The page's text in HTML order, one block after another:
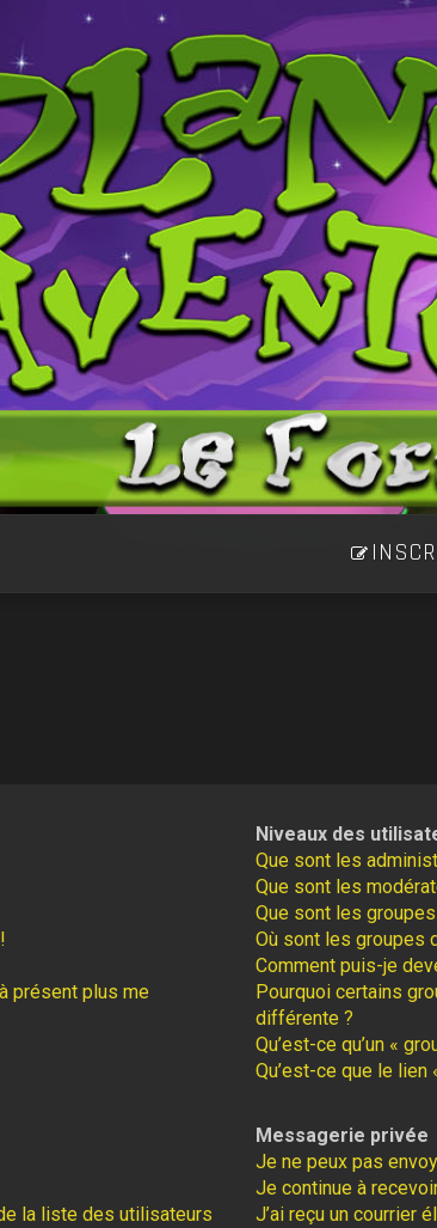
présent plus me
la liste des utilisateurs
Niveaux des
Que sont les
Que sont les
Que sont les
Où sont les groupes
Comment puis-je
Pourquoi certains
différente ?
Qu’est-ce qu’un «
Qu’est-ce que le lien
Messagerie privée
Je ne peux pas
Je continue à
J’ai reçu un courrier